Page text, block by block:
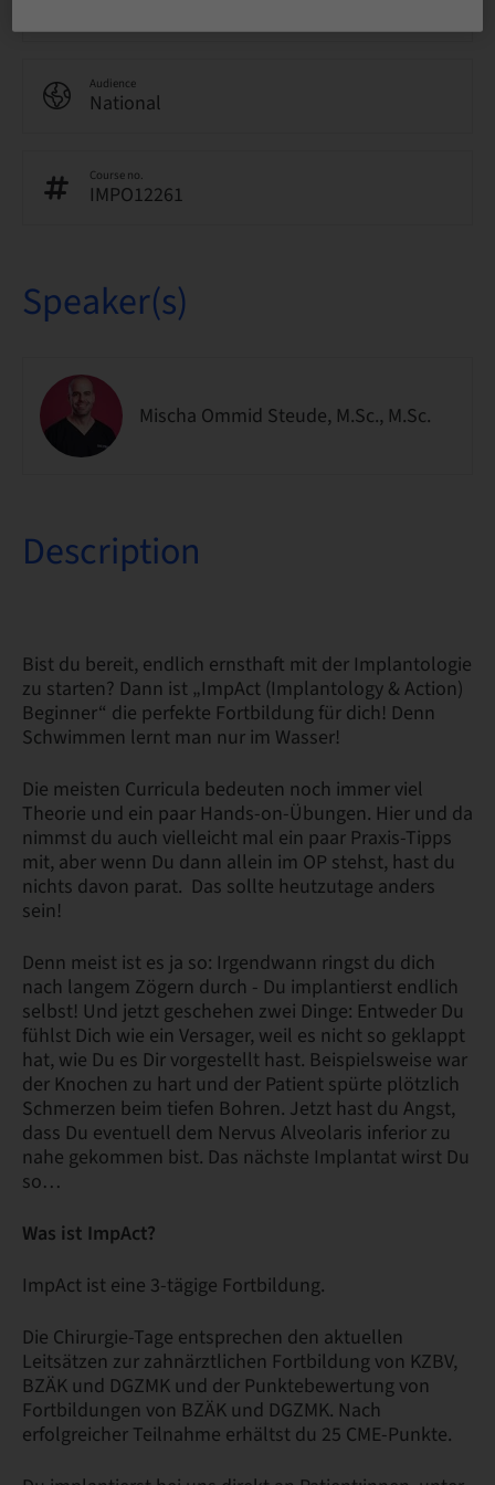
Audience
National
Course no.
IMPO12261
Speaker(s)
Mischa Ommid Steude, M.Sc., M.Sc.
Description
Bist du bereit, endlich ernsthaft mit der Implantologie
zu starten? Dann ist „ImpAct (Implantology & Action)
Beginner“ die perfekte Fortbildung für dich! Denn
Schwimmen lernt man nur im Wasser!
Die meisten Curricula bedeuten noch immer viel
Theorie und ein paar Hands-on-Übungen. Hier und da
nimmst du auch vielleicht mal ein paar Praxis-Tipps
mit, aber wenn Du dann allein im OP stehst, hast du
nichts davon parat. Das sollte heutzutage anders
sein!
Denn meist ist es ja so: Irgendwann ringst du dich
nach langem Zögern durch - Du implantierst endlich
selbst! Und jetzt geschehen zwei Dinge: Entweder Du
fühlst Dich wie ein Versager, weil es nicht so geklappt
hat, wie Du es Dir vorgestellt hast. Beispielsweise war
der Knochen zu hart und der Patient spürte plötzlich
Schmerzen beim tiefen Bohren. Jetzt hast du Angst,
dass Du eventuell dem Nervus Alveolaris inferior zu
nahe gekommen bist. Das nächste Implantat wirst Du
so…
Was ist ImpAct?
ImpAct ist eine 3-tägige Fortbildung.
Die Chirurgie-Tage entsprechen den aktuellen
Leitsätzen zur zahnärztlichen Fortbildung von KZBV,
BZÄK und DGZMK und der Punktebewertung von
Fortbildungen von BZÄK und DGZMK. Nach
erfolgreicher Teilnahme erhältst du 25 CME-Punkte.